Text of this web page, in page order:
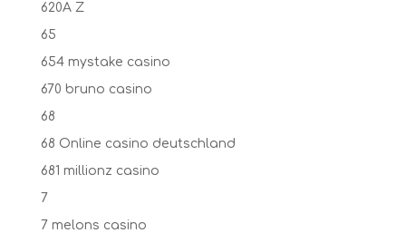
620A Z
65
654 mystake casino
670 bruno casino
68
68 Online casino deutschland
681 millionz casino
7
7 melons casino